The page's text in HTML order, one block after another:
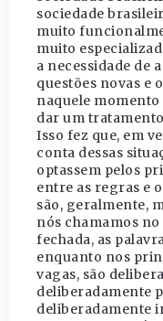
sociedade
muito
muito
a necessidade de
questões novas e
naquele
dar um
Isso fez que, em
conta dessas
optassem pelos
entre as regras e
são, geralmente,
nós chamamos
fechada, as
enquanto nos
vagas, são
deliberadamente
deliberadamente